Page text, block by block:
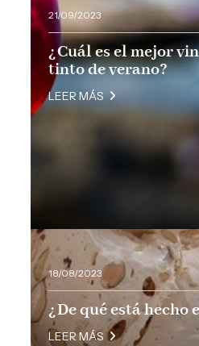
21/09/2023
¿Cuál es el mejor
tinto de verano?
LEER MÁS
18/08/2023
¿De qué está hecho
LEER MÁS